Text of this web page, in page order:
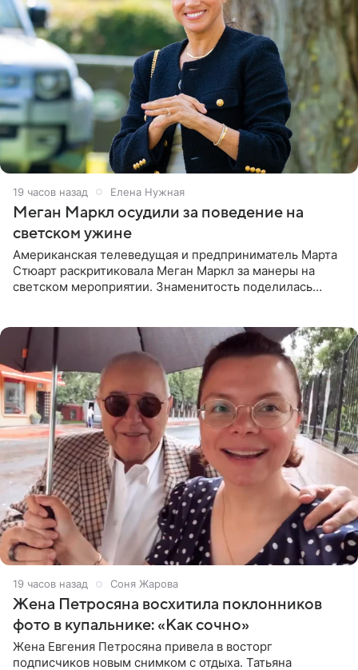
19 часов назад Елена Нужная
Меган Маркл осудили за поведение на
светском ужине
Американская телеведущая и предприниматель Марта
Стюарт раскритиковала Меган Маркл за манеры на
светском мероприятии. Знаменитость поделилась
19 часов назад Соня Жарова
Жена Петросяна восхитила поклонников
фото в купальнике: «Как сочно»
Жена Евгения Петросяна привела в восторг
подписчиков новым снимком с отдыха. Татьяна